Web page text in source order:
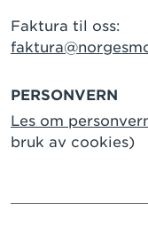
Faktura til oss:
PERSONVERN
Les om
bruk av cookies)